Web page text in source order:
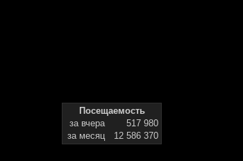
Посещаемость
за вчера
517 980
за месяц
12 586 370